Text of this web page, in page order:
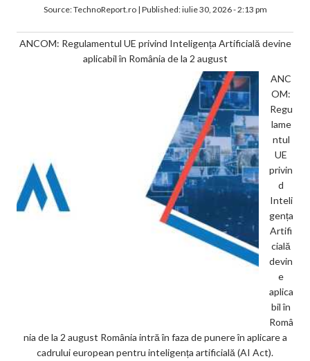
Source:TechnoReport.ro| Published:iulie 30, 2026 - 2:13 pm
ANCOM: Regulamentul UE privind Inteligența Artificială devine
aplicabil în România de la 2 august
ANC
OM:
Regu
lame
ntul
UE
privin
d
Inteli
gența
Artifi
cială
devin
e
aplica
bil în
Româ
nia de la 2 august România intră în faza de punere în aplicare a
cadrului european pentru inteligența artificială (AI Act).